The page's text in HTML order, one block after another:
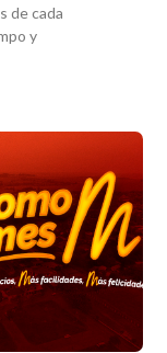
de cada
y